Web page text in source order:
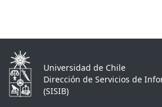
Universidad de Chile
Dirección de Servicios de
(SISIB)